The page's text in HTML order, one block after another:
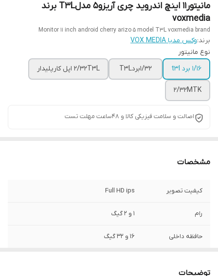
مانیتور11 اینچ اندروید چری آریزو5 مدلT3L برند
voxmedia
Monitor 11 inch android cherry arizo 5 model T3L voxmedia brand
برند:وکس مدیا VOX MEDIA
نوع مانیتور
1/16 برد t3l
1/32بردT3L 2/32T3L اپل کارپلیدار
2/32MTK
اصالت و سلامت فیزیکی کالا و 48ساعت مهلت تست
مشخصات
کیفیت تصویر Full HD ips
رام 1 و 2 گیگ
حافظه داخلی 16 و 32 گیگ
توضیحات